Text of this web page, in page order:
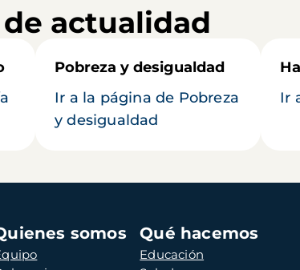
actualidad
Pobreza y desigualdad
Ir a la página de Pobreza
y desigualdad
Ir
somos Qué hacemos
Educación